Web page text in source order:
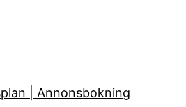
| Annonsbokning